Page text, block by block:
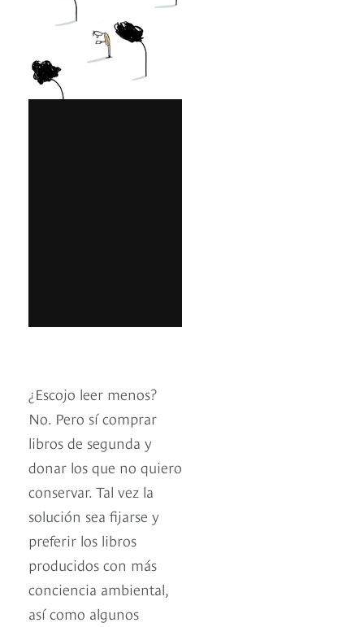
¿Escojo leer menos?
No. Pero sí comprar
libros de segunda y
donar los que no quiero
conservar. Tal vez la
solución sea fijarse y
preferir los libros
producidos con más
conciencia ambiental,
así como algunos